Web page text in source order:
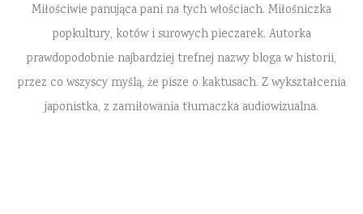
Miłościwie panująca pani na tych włościach. Miłośniczka
popkultury, kotów i surowych pieczarek. Autorka
prawdopodobnie najbardziej trefnej nazwy bloga w historii,
przez co wszyscy myślą, że pisze o kaktusach. Z wykształcenia
japonistka, z zamiłowania tłumaczka audiowizualna.